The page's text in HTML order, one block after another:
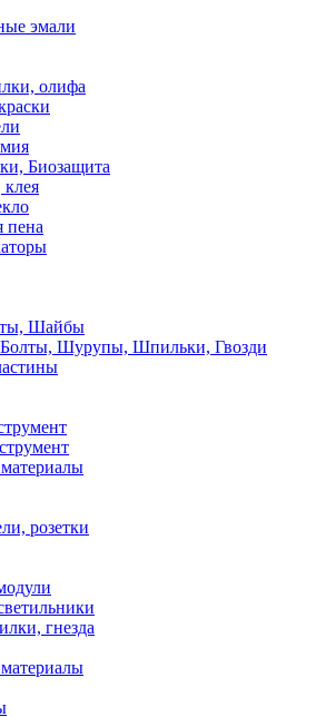
эмали
олифа
Биозащита
клея
пена
Шайбы
Шурупы, Шпильки, Гвозди
розетки
гнезда